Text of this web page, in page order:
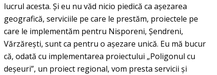
lucrul acesta. Şi eu nu văd nicio piedică ca aşezarea
geografică, serviciile pe care le prestăm, proiectele pe
care le implementăm pentru Nisporeni, Şendreni,
Vărzăreşti, sunt ca pentru o aşezare unică. Eu mă bucur
că, odată cu implementarea proiectului „Poligonul cu
deşeuri”, un proiect regional, vom presta servicii şi